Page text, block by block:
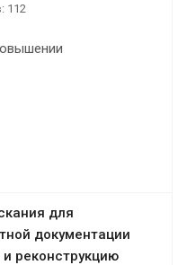
112
для
документации
и реконструкцию